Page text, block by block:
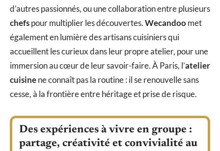
d’autres passionnés, ou une collaboration entre plusieurs
chefspour multiplier les découvertes.Wecandoomet
également en lumière des artisans cuisiniers qui
accueillent les curieux dans leur propre atelier, pour une
immersion au cœur de leur savoir-faire. À Paris, l’atelier
cuisinene connaît pas la routine : il se renouvelle sans
cesse, à la frontière entre héritage et prise de risque.
Des expériences à vivre en groupe :
partage, créativité et convivialité au